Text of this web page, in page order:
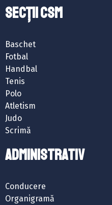
SECȚII CSM
Baschet
Fotbal
Handbal
Tenis
Polo
Atletism
Judo
Scrimă
ADMINISTRATIV
Conducere
Organigramă